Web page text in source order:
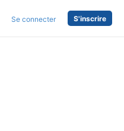
Se connecter S'inscrire